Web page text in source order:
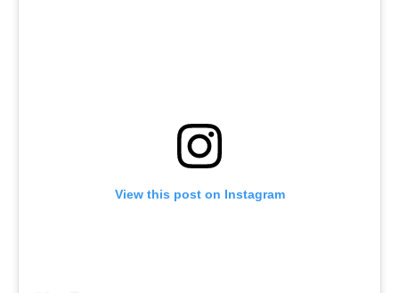
View this post on Instagram